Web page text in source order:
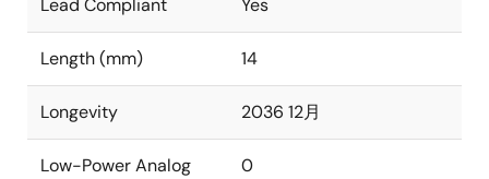
Lead Compliant Yes
Length (mm) 14
Longevity 2036 12月
Low-Power Analog
0